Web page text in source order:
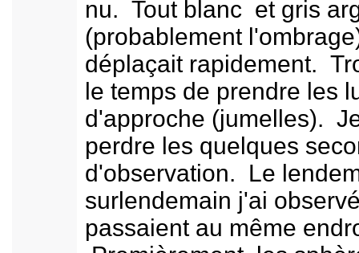
nu. Tout blanc et gris
(probablement
déplaçait rapidement.
le temps de prendre les
d'approche (jumelles).
perdre les quelques
d'observation. Le
surlendemain j'ai
passaient au même